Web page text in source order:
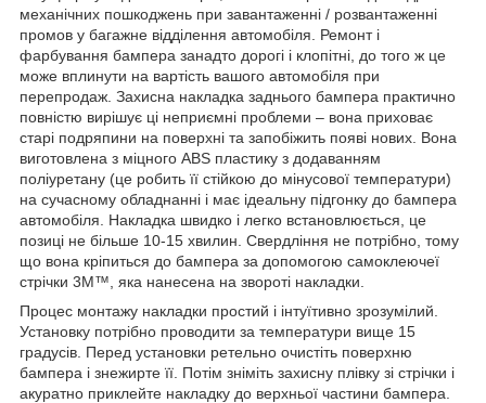
механічних пошкоджень при завантаженні / розвантаженні
промов у багажне відділення автомобіля. Ремонт і
фарбування бампера занадто дорогі і клопітні, до того ж це
може вплинути на вартість вашого автомобіля при
перепродаж. Захисна накладка заднього бампера практично
повністю вирішує ці неприємні проблеми – вона приховає
старі подряпини на поверхні та запобіжить появі нових. Вона
виготовлена з міцного ABS пластику з додаванням
поліуретану (це робить її стійкою до мінусової температури)
на сучасному обладнанні і має ідеальну підгонку до бампера
автомобіля. Накладка швидко і легко встановлюється, це
позиці не більше 10-15 хвилин. Свердління не потрібно, тому
що вона кріпиться до бампера за допомогою самоклеючеї
стрічки 3M™, яка нанесена на звороті накладки.
Процес монтажу накладки простий і інтуїтивно зрозумілий.
Установку потрібно проводити за температури вище 15
градусів. Перед установки ретельно очистіть поверхню
бампера і знежирте її. Потім зніміть захисну плівку зі стрічки і
акуратно приклейте накладку до верхньої частини бампера.